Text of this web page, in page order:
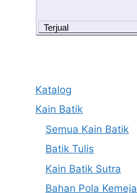
Terjual
Katalog
Kain Batik
Semua Kain Batik
Batik Tulis
Kain Batik Sutra
Bahan Pola Kemeja